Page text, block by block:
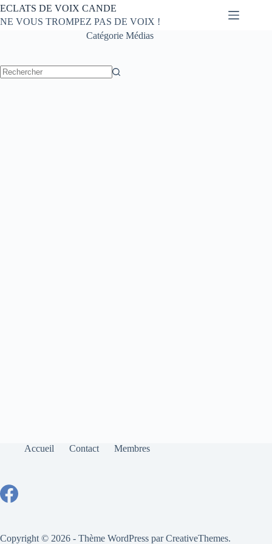
Passer
contenu
ECLATS DE VOIX CANDE
NE VOUS TROMPEZ PAS DE VOIX !
CatégorieMédias
Accueil Contact Membres
Copyright © 2026 - Thème WordPress parCreativeThemes.